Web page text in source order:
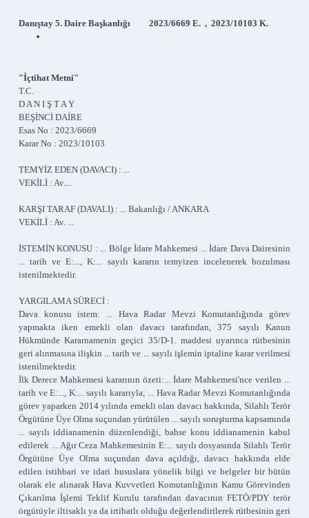
Danıştay 5. Daire Başkanlığı 2023/6669 E. , 2023/10103 K.
"İçtihat Metni"
T.C.
D A N I Ş T A Y
BEŞİNCİ DAİRE
Esas No : 2023/6669
Karar No : 2023/10103
TEMYİZ EDEN (DAVACI) : ...
VEKİLİ : Av....
KARŞI TARAF (DAVALI) : ... Bakanlığı / ANKARA
VEKİLİ : Av. ...
İSTEMİN KONUSU : ... Bölge İdare Mahkemesi ... İdare Dava Dairesinin
... tarih ve E:..., K:... sayılı kararın temyizen incelenerek bozulması
istenilmektedir.
YARGILAMA SÜRECİ :
Dava konusu istem: ... Hava Radar Mevzi Komutanlığında görev
yapmakta iken emekli olan davacı tarafından, 375 sayılı Kanun
Hükmünde Kararnamenin geçici 35/D-1. maddesi uyarınca rütbesinin
geri alınmasına ilişkin ... tarih ve ... sayılı işlemin iptaline karar verilmesi
istenilmektedir.
İlk Derece Mahkemesi kararının özeti:... İdare Mahkemesi'nce verilen ...
tarih ve E:..., K:... sayılı kararıyla; ... Hava Radar Mevzi Komutanlığında
görev yaparken 2014 yılında emekli olan davacı hakkında, Silahlı Terör
Örgütüne Üye Olma suçundan yürütülen ... sayılı soruşturma kapsamında
... sayılı iddianamenin düzenlendiği, bahse konu iddianamenin kabul
edilerek ... Ağır Ceza Mahkemesinin E:... sayılı dosyasında Silahlı Terör
Örgütüne Üye Olma suçundan dava açıldığı, davacı hakkında elde
edilen istihbari ve idari hususlara yönelik bilgi ve belgeler bir bütün
olarak ele alınarak Hava Kuvvetleri Komutanlığının Kamu Görevinden
Çıkarılma İşlemi Teklif Kurulu tarafından davacının FETÖ/PDY terör
örgütüyle iltisaklı ya da irtibatlı olduğu değerlendirilerek rütbesinin geri